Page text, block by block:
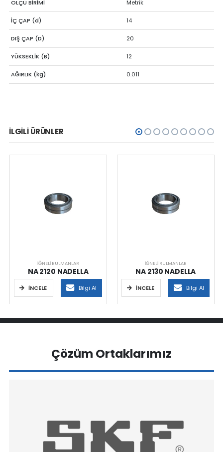
ÖLÇÜ BİRİMİ Metrik
İÇ ÇAP (d) 14
DIŞ ÇAP (D) 20
YÜKSEKLİK (B) 12
AĞIRLIK (kg) 0.011
İLGILI ÜRÜNLER
İĞNELI RULMANLAR
NA 2120 NADELLA
İNCELE Bilgi Al
İĞNELI RULMANLAR
NA 2130 NADELLA
İNCELE Bilgi Al
Çözüm Ortaklarımız